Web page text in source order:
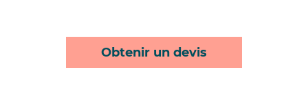
Obtenir un devis